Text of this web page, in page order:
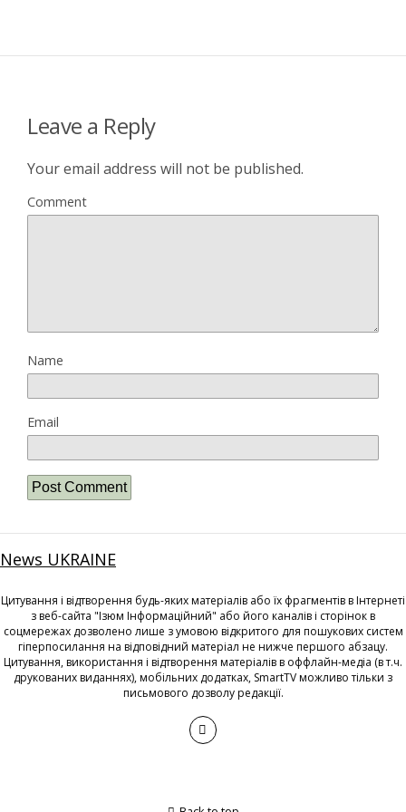
Leave a Reply
Your email address will not be published.
Comment
Name
Email
News UKRAINE
Цитування і відтворення будь-яких матеріалів або їх фрагментів в Інтернеті
з веб-сайта "Ізюм Інформаційний" або його каналів і сторінок в
соцмережах дозволено лише з умовою відкритого для пошукових систем
гіперпосилання на відповідний матеріал не нижче першого абзацу.
Цитування, використання і відтворення матеріалів в оффлайн-медіа (в т.ч.
друкованих виданнях), мобільних додатках, SmartTV можливо тільки з
письмового дозволу редакції.